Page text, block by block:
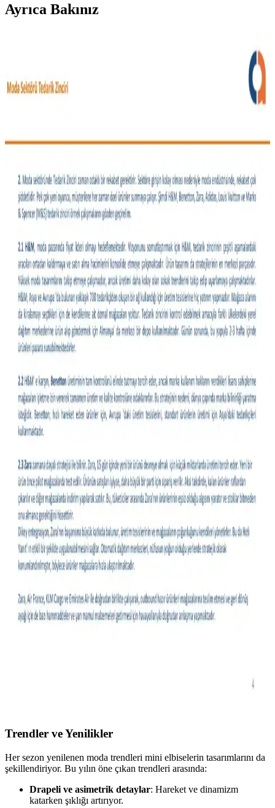
Ayrıca Bakınız
Moda Arayışında Bulunması Zor Giyim Ürünleri ve
Moda sektöründe beden uyumu, malzeme kalitesi ve tasarım
açısından aranan ancak nadiren bulunan giyim ürünleri tüketiciler
Vücut Tipine ve İhtiyaçlara Göre Günlük Stil ve
Moda seçimleri vücut tipi, bütçe ve yaşam tarzına göre değişir.
Pantolon kesimleri, iş kıyafetleri, özel gün kombinleri ve malzeme
tercihleriyle ilgili detaylı öneriler sunulmaktadır.
Gündelik Kullanım İçin Hafif Ceket Modelleri ve
Stil Önerileri
Gündelik kombinlere uygun hafif ceket modelleri, kumaş çeşitleri ve
stil önerileri detaylıca ele alınıyor. Kullanıcı deneyimleri ve marka
önerileriyle fonksiyonel ve şık seçimler sunuluyor.
Moda ve Stil Soruları: İade Süreçleri, Stil Önerileri
ve Doğal Malzeme Arayışı
Moda ve stil alanında iade süreçleri, özel etkinlik kıyafetleri, doğal
malzeme arayışı ve vücut tipine uygun giyim önerileri detaylı şekilde
Kel Erkekler İçin İş Kıyafetleriyle Uyumlu Şapka
Seçenekleri ve Kullanım İpuçları
Kel erkeklerin iş kıyafetleriyle uyumlu şapka seçimi, mevsim, ortam
ve konfor faktörleri göz önünde bulundurularak yapılmalıdır.
Kıyafetlerde Yazı Kullanımı: Moda, Anlam ve İfade
Aracı Olarak Yazılı Tasarımlar
Kıyafetlerde yazı kullanımı, sadece estetik değil, sosyal ve kişisel
mesajlar taşıyan önemli bir moda unsuru olarak öne çıkıyor.
Tasarımlar, mizah, protesto ve kültürel ifadelerle zenginleşiyor.
Slim Taper ve Geniş Paça Kot Pantolonların Vücut
Tipine ve Stile Göre Seçimi
Kot pantolon seçiminde vücut tipi, ayakkabı uyumu ve stil
önceliklidir. Slim taper ince baldırlar için idealken, geniş paça farklı
tarz ve vücut tiplerine hitap eder. Düz kesimler zamansızdır.
Trendler ve Yenilikler
Her sezon yenilenen moda trendleri mini elbiselerin tasarımlarını da
şekillendiriyor. Bu yılın öne çıkan trendleri arasında:
Drapeli ve asimetrik detaylar: Hareket ve dinamizm
katarken şıklığı artırıyor.